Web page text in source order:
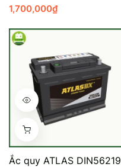
1,700,000₫
Ắc quy ATLAS DIN56219